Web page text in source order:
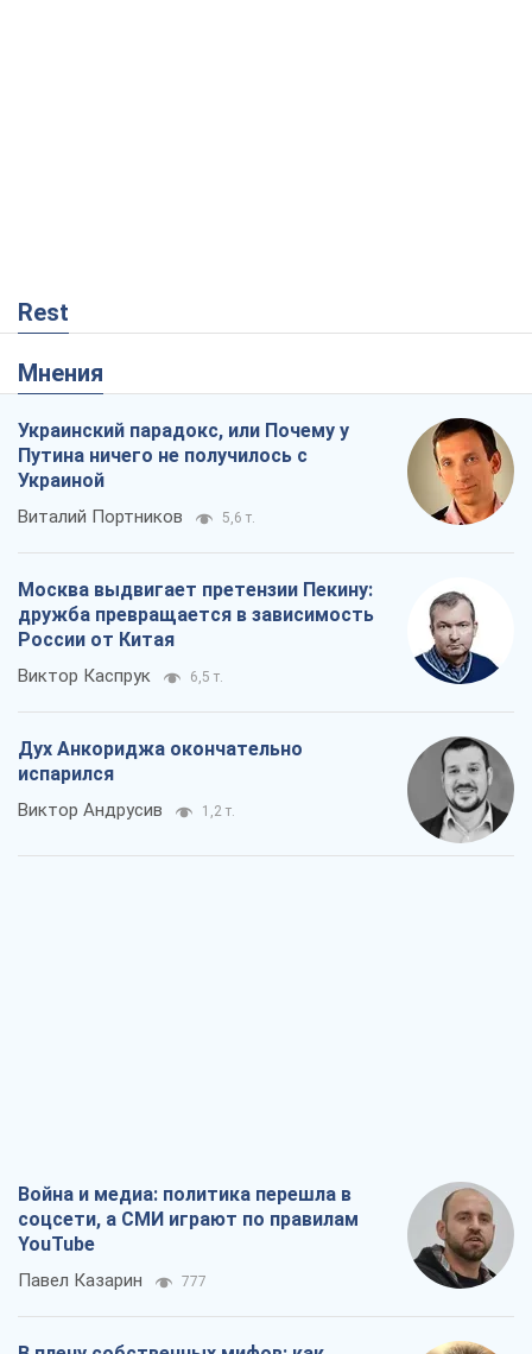
Rest
Мнения
Украинский парадокс, или Почему у
Путина ничего не получилось с
Украиной
Виталий Портников 5,6 т.
Москва выдвигает претензии Пекину:
дружба превращается в зависимость
России от Китая
Виктор Каспрук 6,5 т.
Дух Анкориджа окончательно
испарился
Виктор Андрусив 1,2 т.
Война и медиа: политика перешла в
соцсети, а СМИ играют по правилам
YouTube
Павел Казарин 777